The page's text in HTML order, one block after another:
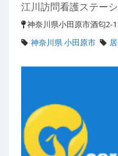
江川訪問看護ステー
神奈川県小田原市酒匂2-
神奈川県 小田原市